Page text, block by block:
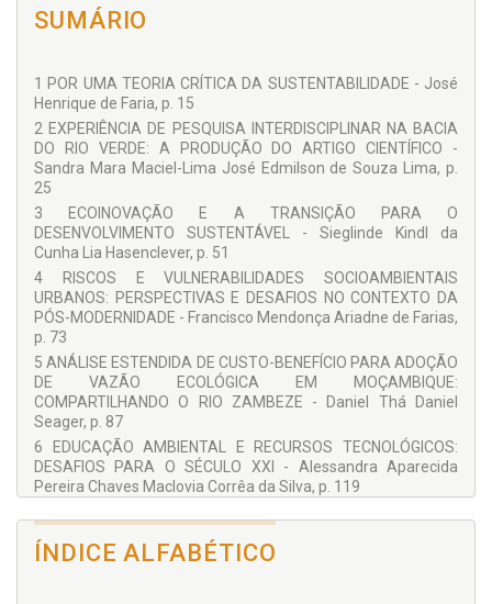
Ademar Ribeiro Romeiro
Antonio Gonçalves de Oliveira
Ariadne de Farias
Bernardo C. S. C. M. de Oliveira
Camila Luiza Wolinger
Camille Rossato Bolson
Christian Luiz da Silva
Cristhiane Aparecida Mariot
Daniel Caixeta Andrade
Daniel Seager
Daniel Thá
Dasiele D. Monteiro Martins
Dayanne Marciane Gonçalves
Dayanne Peretti Corrêa
Deise Francielle Benedet
Eduardo Leite Krüger
Edvaldo da Silva Medeiros
Franciele Lourenço
Francisco Mendonça
Gustavo Souza Valladares
Heitor Takashi Kato
Hilda Alberton de Carvalho
Janaina Camile Pasqual
José Henrique de Faria
SUMÁRIO
1 POR UMA TEORIA CRÍTICA DA SUSTENTABILIDADE - José
Henrique de Faria, p. 15
2 EXPERIÊNCIA DE PESQUISA INTERDISCIPLINAR NA BACIA
DO RIO VERDE: A PRODUÇÃO DO ARTIGO CIENTÍFICO -
Sandra Mara Maciel-Lima José Edmilson de Souza Lima, p.
25
3 ECOINOVAÇÃO E A TRANSIÇÃO PARA O
DESENVOLVIMENTO SUSTENTÁVEL - Sieglinde Kindl da
Cunha Lia Hasenclever, p. 51
4 RISCOS E VULNERABILIDADES SOCIOAMBIENTAIS
URBANOS: PERSPECTIVAS E DESAFIOS NO CONTEXTO DA
PÓS-MODERNIDADE - Francisco Mendonça Ariadne de Farias,
p. 73
5 ANÁLISE ESTENDIDA DE CUSTO-BENEFÍCIO PARA ADOÇÃO
DE VAZÃO ECOLÓGICA EM MOÇAMBIQUE:
COMPARTILHANDO O RIO ZAMBEZE - Daniel Thá Daniel
Seager, p. 87
6 EDUCAÇÃO AMBIENTAL E RECURSOS TECNOLÓGICOS:
DESAFIOS PARA O SÉCULO XXI - Alessandra Aparecida
Pereira Chaves Maclovia Corrêa da Silva, p. 119
Robson Quintino de Oliveira, p. 133
ÍNDICE ALFABÉTICO